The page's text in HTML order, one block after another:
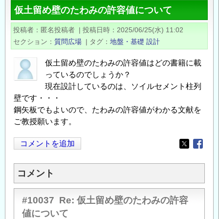
く
ず
仮土留め壁のたわみの許容値について
投稿者 匿名投稿者 | 投稿日時
2025/06/25(水) 11:02
セクション
質問広場 | タグ 地盤・基礎 設計
仮土留め壁のたわみの許容値はどの書籍に載
っているのでしょうか？
現在設計しているのは、ソイルセメント柱列
壁です・・・
鋼矢板でもよいので、たわみの許容値がわかる文献を
ご教授願います。
コメントを追加
Opens in
コメント
#10037 Re: 仮土留め壁のたわみの許容
値について